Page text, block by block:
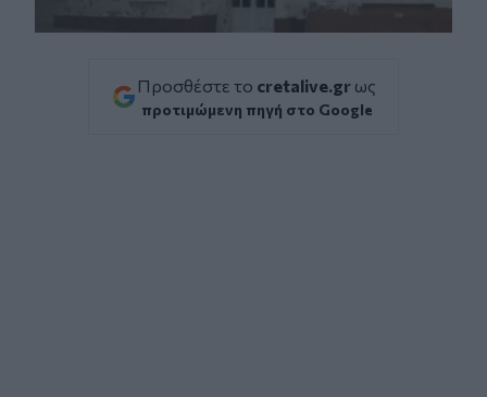
Προσθέστε το cretalive.gr ως
προτιμώμενη πηγή στο Google